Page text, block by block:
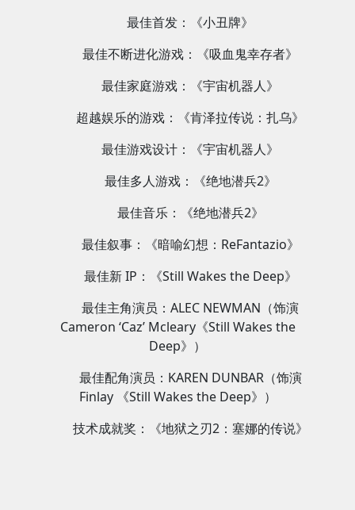
最佳首发：《小丑牌》
最佳不断进化游戏：《吸血鬼幸存者》
最佳家庭游戏：《宇宙机器人》
超越娱乐的游戏：《肯泽拉传说：扎乌》
最佳游戏设计：《宇宙机器人》
最佳多人游戏：《绝地潜兵2》
最佳音乐：《绝地潜兵2》
最佳叙事：《暗喻幻想：ReFantazio》
最佳新 IP：《Still Wakes the Deep》
最佳主角演员：ALEC NEWMAN（饰演
Cameron ‘Caz’ Mcleary《Still Wakes the
Deep》）
最佳配角演员：KAREN DUNBAR（饰演
Finlay 《Still Wakes the Deep》）
技术成就奖：《地狱之刃2：塞娜的传说》